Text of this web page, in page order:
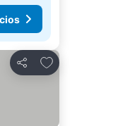
Compartir
Añadir a favoritos